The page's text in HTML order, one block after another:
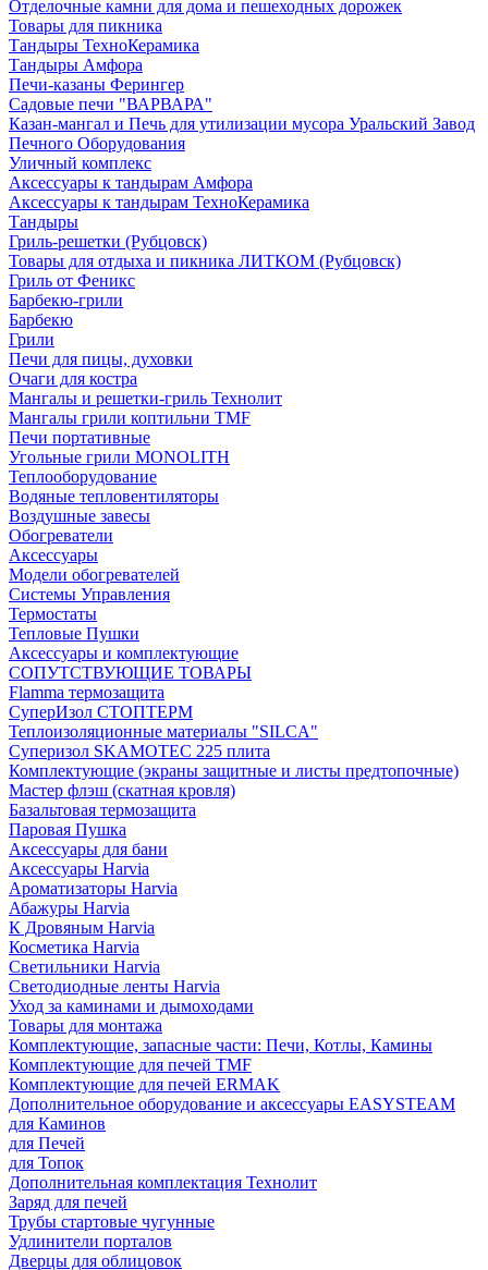
Отделочные камни для дома и пешеходных дорожек
Товары для пикника
Тандыры ТехноКерамика
Тандыры Амфора
Печи-казаны Ферингер
Садовые печи "ВАРВАРА"
Казан-мангал и Печь для утилизации мусора Уральский Завод
Печного Оборудования
Уличный комплекс
Аксессуары к тандырам Амфора
Аксессуары к тандырам ТехноКерамика
Тандыры
Гриль-решетки (Рубцовск)
Товары для отдыха и пикника ЛИТКОМ (Рубцовск)
Гриль от Феникс
Барбекю-грили
Барбекю
Грили
Печи для пицы, духовки
Очаги для костра
Мангалы и решетки-гриль Технолит
Мангалы грили коптильни TMF
Печи портативные
Угольные грили MONOLITH
Теплооборудование
Водяные тепловентиляторы
Воздушные завесы
Обогреватели
Аксессуары
Модели обогревателей
Системы Управления
Термостаты
Тепловые Пушки
Аксессуары и комплектующие
СОПУТСТВУЮЩИЕ ТОВАРЫ
Flamma термозащита
СуперИзол СТОПТЕРМ
Теплоизоляционные материалы "SILCA"
Суперизол SKAMOTEC 225 плита
Комплектующие (экраны защитные и листы предтопочные)
Мастер флэш (скатная кровля)
Базальтовая термозащита
Паровая Пушка
Аксессуары для бани
Аксессуары Harvia
Ароматизаторы Harvia
Абажуры Harvia
К Дровяным Harvia
Косметика Harvia
Светильники Harvia
Светодиодные ленты Harvia
Уход за каминами и дымоходами
Товары для монтажа
Комплектующие, запасные части: Печи, Котлы, Камины
Комплектующие для печей TMF
Комплектующие для печей ERMAK
Дополнительное оборудование и аксессуары EASYSTEAM
для Каминов
для Печей
для Топок
Дополнительная комплектация Технолит
Заряд для печей
Трубы стартовые чугунные
Удлинители порталов
Дверцы для облицовок